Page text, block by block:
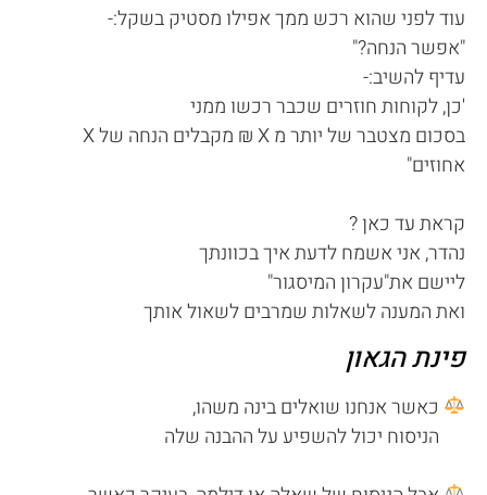
עוד לפני שהוא רכש ממך אפילו מסטיק בשקל:-
"אפשר הנחה?"
עדיף להשיב:-
'כן, לקוחות חוזרים שכבר רכשו ממני
בסכום מצטבר של יותר מ X ₪ מקבלים הנחה של X
אחוזים"
קראת עד כאן ?
נהדר, אני אשמח לדעת איך בכוונתך
ליישם את"עקרון המיסגור"
ואת המענה לשאלות שמרבים לשאול אותך
פינת הגאון
כאשר אנחנו שואלים בינה משהו,
הניסוח יכול להשפיע על ההבנה שלה